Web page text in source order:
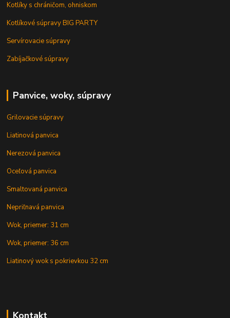
Kotlíky s chráničom, ohniskom
Kotlíkové súpravy BIG PARTY
Servírovacie súpravy
Zabíjačkové súpravy
Panvice, woky, súpravy
Grilovacie súpravy
Liatinová panvica
Nerezová panvica
Oceľová panvica
Smaltovaná panvica
Nepriľnavá panvica
Wok, priemer: 31 cm
Wok, priemer: 36 cm
Liatinový wok s pokrievkou 32 cm
Kontakt